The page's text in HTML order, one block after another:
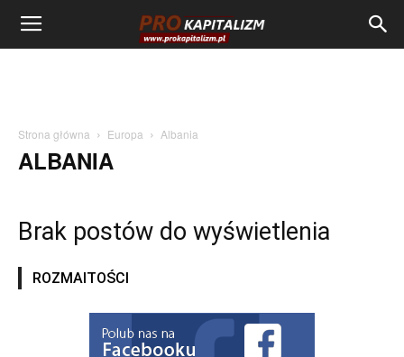
Strona główna Europa Albania
ALBANIA
Brak postów do wyświetlenia
ROZMAITOŚCI